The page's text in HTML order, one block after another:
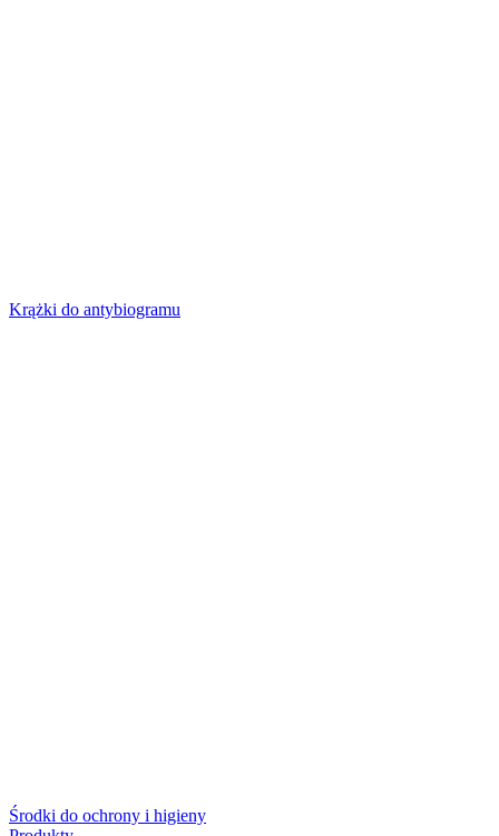
Krążki do antybiogramu
Środki do ochrony i higieny